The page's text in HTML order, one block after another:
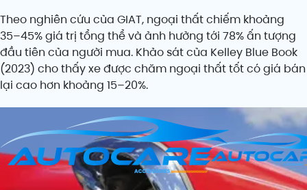
Theo nghiên cứu của GIAT, ngoại thất chiếm khoảng
35–45% giá trị tổng thể và ảnh hưởng tới 78% ấn tượng
đầu tiên của người mua. Khảo sát của Kelley Blue Book
(2023) cho thấy xe được chăm ngoại thất tốt có giá bán
lại cao hơn khoảng 15–20%.